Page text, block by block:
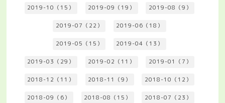
2019-10（15） 2019-09（19） 2019-08（9）
2019-07（22） 2019-06（18）
2019-05（15） 2019-04（13）
2019-03（29） 2019-02（11） 2019-01（7）
2018-12（11） 2018-11（9） 2018-10（12）
2018-09（6） 2018-08（15） 2018-07（23）